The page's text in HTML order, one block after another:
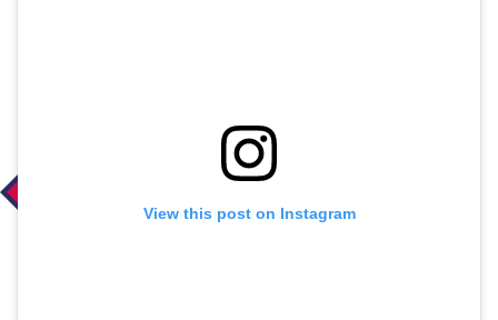
View this post on Instagram